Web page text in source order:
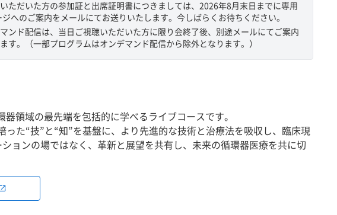
ただいた方の参加証と出席証明書につきましては、2026年8月末日までに専用
ジへのご案内をメールにてお送りいたします。今しばらくお待ちください。
ンド配信は、当日ご視聴いただいた方に限り会終了後、別途メールにてご案内
す。（一部プログラムはオンデマンド配信から除外となります。）
領域の最先端を包括的に学べるライブコースです。
た“技”と“知”を基盤に、より先進的な技術と治療法を吸収し、臨床現
ョンの場ではなく、革新と展望を共有し、未来の循環器医療を共に切